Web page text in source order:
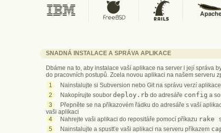
SNADNÁ INSTALACE A SPRÁVA APLIKACE
Dbáme na to, aby instalace vaší aplikace na server i její správa
do pracovních postupů. Zcela novou aplikaci na našem serveru
Nainstalujte si Subversion nebo Git na správu verzí
Nakopírujte soubordeploy.rb do adresáře config a
Přepněte se na příkazovém řádku do adresáře s vaší
vaši aplikaci
Nahrejte vaši aplikaci do repositáře pomocí příkazu rake
Nainstalujte a spustťe vaši aplikaci na serveru příkazem